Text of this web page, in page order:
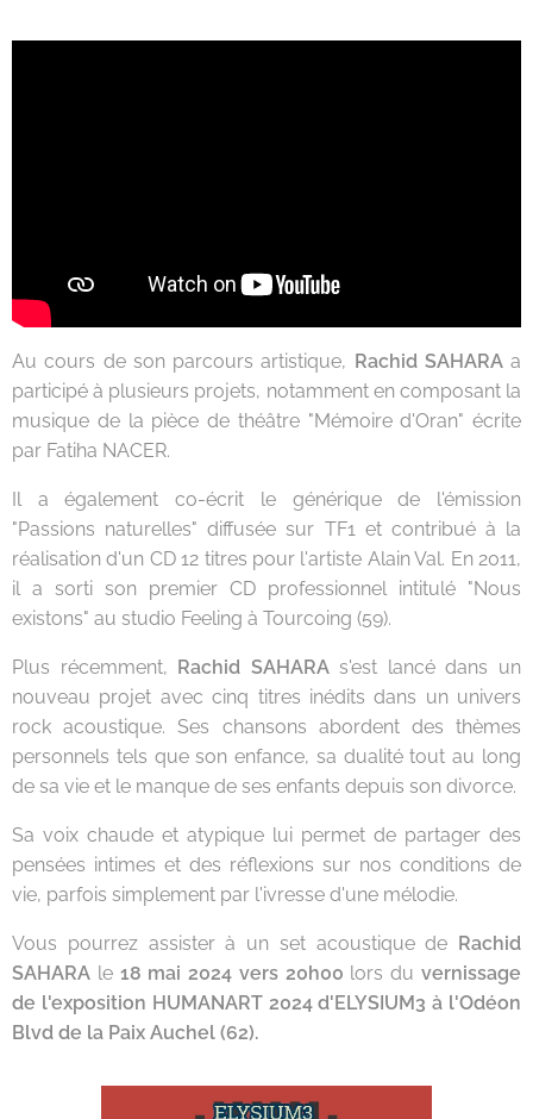
Au cours de son parcours artistique, Rachid SAHARAa
participé à plusieurs projets, notamment en composant la
musique de la pièce de théâtre "Mémoire d'Oran" écrite
par Fatiha NACER.
Il a également co-écrit le générique de l'émission
"Passions naturelles" diffusée sur TF1 et contribué à la
réalisation d'un CD 12 titres pour l'artiste Alain Val. En 2011,
il a sorti son premier CD professionnel intitulé "Nous
existons" au studio Feeling à Tourcoing (59).
Plus récemment, Rachid SAHARAs'est lancé dans un
nouveau projet avec cinq titres inédits dans un univers
rock acoustique. Ses chansons abordent des thèmes
personnels tels que son enfance, sa dualité tout au long
de sa vie et le manque de ses enfants depuis son divorce.
Sa voix chaude et atypique lui permet de partager des
pensées intimes et des réflexions sur nos conditions de
vie, parfois simplement par l'ivresse d'une mélodie.
Vous pourrez assister à un set acoustique de Rachid
SAHARA le 18 mai 2024 vers 20h00 lors du vernissage
de l'exposition HUMANART 2024 d'ELYSIUM3 à l'Odéon
Blvd de la Paix Auchel (62).